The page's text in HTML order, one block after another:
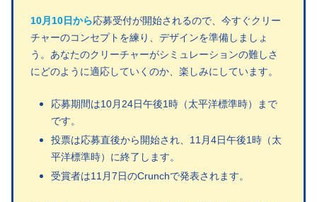
10月10日から応募受付が開始されるので、今すぐクリー
チャーのコンセプトを練り、デザインを準備しましょ
う。あなたのクリーチャーがシミュレーションの難しさ
にどのように適応していくのか、楽しみにしています。
応募期間は10月24日午後1時（太平洋標準時）まで
です。
投票は応募直後から開始され、11月4日午後1時（太
平洋標準時）に終了します。
受賞者は11月7日のCrunchで発表されます。